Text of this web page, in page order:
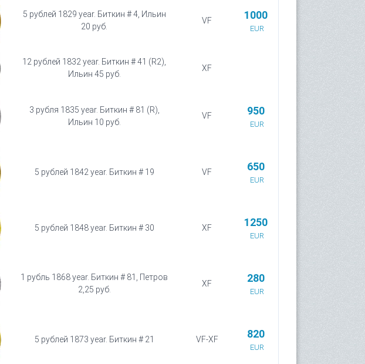
5 рублей 1829 year. Биткин # 4, Ильин
20 руб.
VF 1000
EUR
12 рублей 1832 year. Биткин # 41 (R2),
Ильин 45 руб.
XF
3 рубля 1835 year. Биткин # 81 (R),
Ильин 10 руб.
VF 950
EUR
5 рублей 1842 year. Биткин # 19 VF 650
EUR
5 рублей 1848 year. Биткин # 30 XF 1250
EUR
1 рубль 1868 year. Биткин # 81, Петров
2,25 руб.
XF 280
EUR
5 рублей 1873 year. Биткин # 21 VF-XF 820
EUR